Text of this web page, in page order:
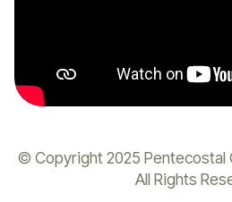
© Copyright 2025 Pentecostal
All Rights